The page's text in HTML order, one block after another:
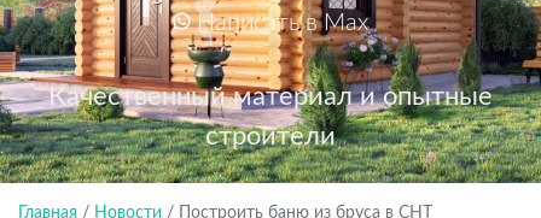
Написать в Max
Качественный материал и опытные
строители
Главная / Новости /
Построить баню из бруса в СНТ